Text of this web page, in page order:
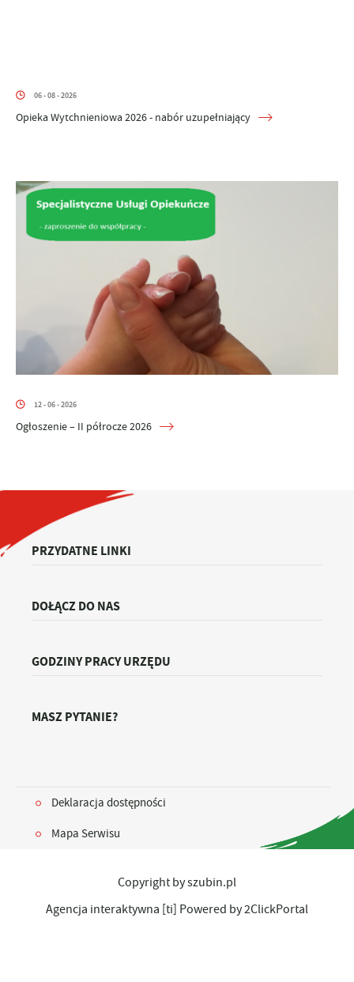
06 - 08 - 2026
Opieka Wytchnieniowa 2026 - nabór uzupełniający
12 - 06 - 2026
Ogłoszenie – II półrocze 2026
PRZYDATNE LINKI
DOŁĄCZ DO NAS
GODZINY PRACY URZĘDU
MASZ PYTANIE?
Deklaracja dostępności
Mapa Serwisu
Copyright by szubin.pl
Agencja interaktywna [ti] Powered by2ClickPortal